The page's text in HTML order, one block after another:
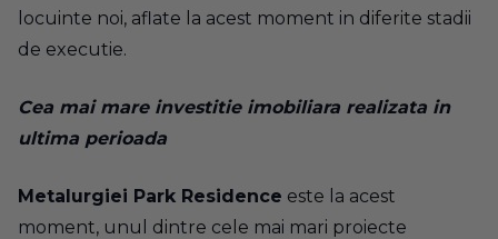
locuinte noi, aflate la acest moment in diferite stadii
de executie.
Cea mai mare investitie imobiliara realizata in
ultima perioada
Metalurgiei Park Residence este la acest
moment, unul dintre cele mai mari proiecte